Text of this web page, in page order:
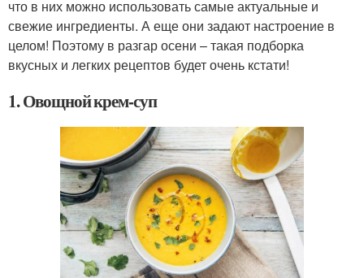
что в них можно использовать самые актуальные и
свежие ингредиенты. А еще они задают настроение в
целом! Поэтому в разгар осени – такая подборка
вкусных и легких рецептов будет очень кстати!
1. Овощной крем-суп